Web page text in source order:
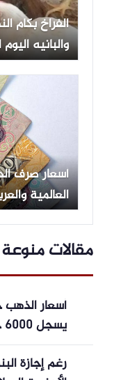
الفراخ بكام
والبانيه اليوم
أسعار صرف
العالمية
مقالات منوعة
يسجل 6000 جنيه
رغم إجازة